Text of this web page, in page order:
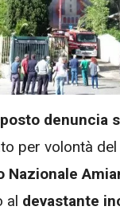
denuncia
per volontà
Nazionale
al devastante